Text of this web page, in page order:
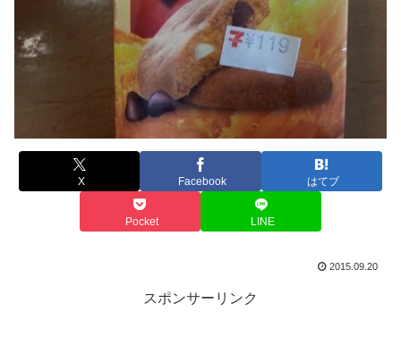
X Facebook はてブ
Pocket LINE
2015.09.20
スポンサーリンク